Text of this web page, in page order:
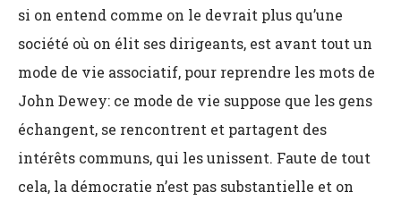
si on entend comme on le devrait plus qu’une
société où on élit ses dirigeants, est avant tout un
mode de vie associatif, pour reprendre les mots de
John Dewey: ce mode de vie suppose que les gens
échangent, se rencontrent et partagent des
intérêts communs, qui les unissent. Faute de tout
cela, la démocratie n’est pas substantielle et on